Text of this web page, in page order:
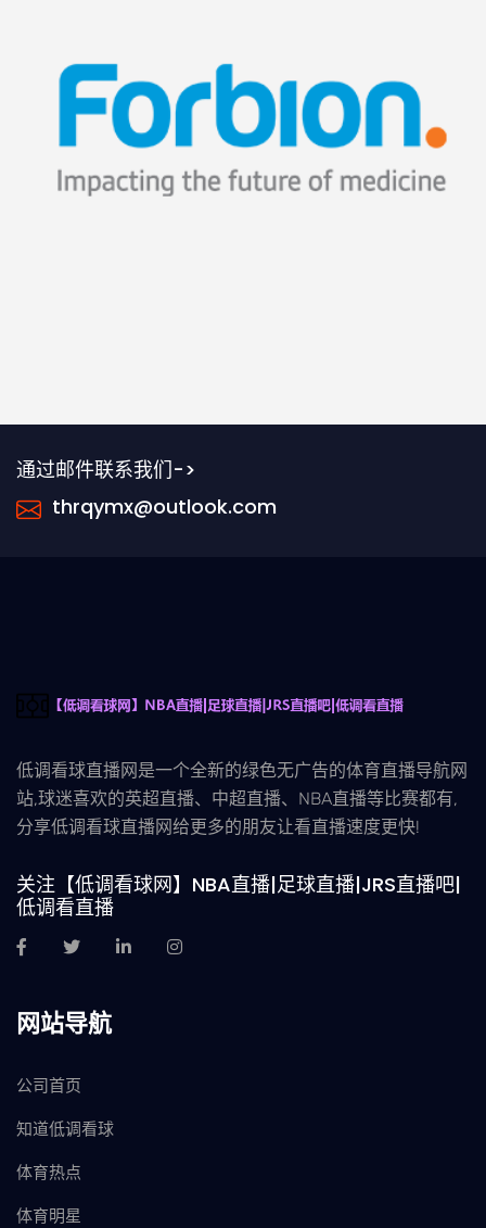
通过邮件联系我们->
thrqymx@outlook.com
低调看球直播网是一个全新的绿色无广告的体育直播导航网
站,球迷喜欢的英超直播、中超直播、NBA直播等比赛都有,
分享低调看球直播网给更多的朋友让看直播速度更快!
关注【低调看球网】NBA直播|足球直播|JRS直播吧|
低调看直播
网站导航
公司首页
知道低调看球
体育热点
体育明星